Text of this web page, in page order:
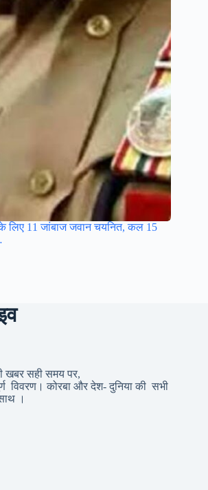
लिए 11 जांबाज जवान चयनित, कल 15
खबर सही समय पर,
विवरण। कोरबा और देश- दुनिया की सभी
।